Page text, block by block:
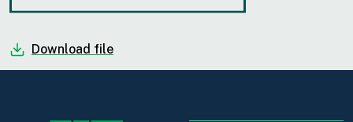
Download file